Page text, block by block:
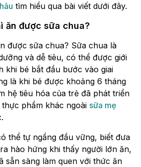
tìm hiểu qua bài viết dưới đây.
ăn được sữa chua?
được sữa chua? Sữa chua là
và dễ tiêu, có thể được giới
khi bé bắt đầu bước vào giai
là khi bé được khoảng 6 tháng
hệ tiêu hóa của trẻ đã phát triển
phẩm khác ngoài sữa mẹ
thể tự ngẩng đầu vững, biết đưa
hào hứng khi thấy người lớn ăn,
sẵn sàng làm quen với thức ăn